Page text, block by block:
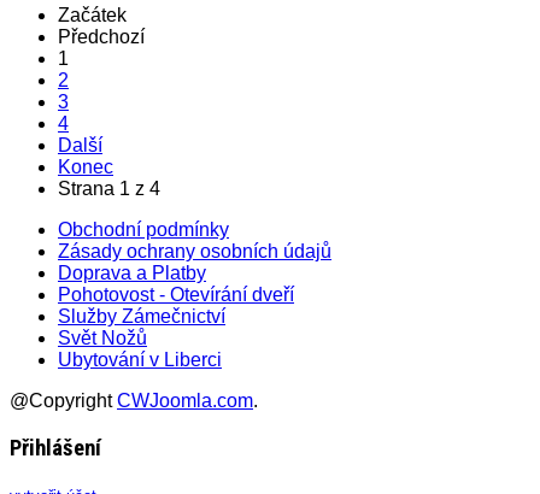
Začátek
Předchozí
1
2
3
4
Další
Konec
Strana 1 z 4
Obchodní podmínky
Zásady ochrany osobních údajů
Doprava a Platby
Pohotovost - Otevírání dveří
Služby Zámečnictví
Svět Nožů
Ubytování v Liberci
@CopyrightCWJoomla.com.
Přihlášení